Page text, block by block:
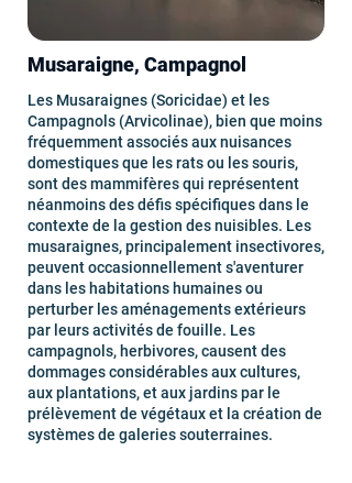
Musaraigne, Campagnol
Les Musaraignes (Soricidae) et les
Campagnols (Arvicolinae), bien que moins
fréquemment associés aux nuisances
domestiques que les rats ou les souris,
sont des mammifères qui représentent
néanmoins des défis spécifiques dans le
contexte de la gestion des nuisibles. Les
musaraignes, principalement insectivores,
peuvent occasionnellement s'aventurer
dans les habitations humaines ou
perturber les aménagements extérieurs
par leurs activités de fouille. Les
campagnols, herbivores, causent des
dommages considérables aux cultures,
aux plantations, et aux jardins par le
prélèvement de végétaux et la création de
systèmes de galeries souterraines.